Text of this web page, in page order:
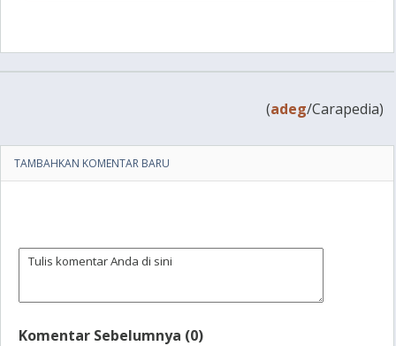
(adeg/Carapedia)
TAMBAHKAN KOMENTAR BARU
Komentar Sebelumnya (0)